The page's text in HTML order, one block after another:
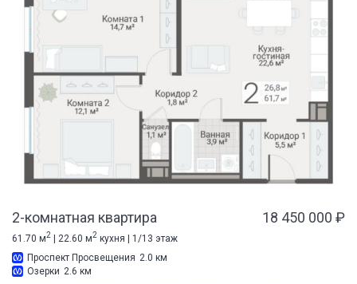
2-комнатная квартира 18 450 000 ₽
61.70 м2 | 22.60 м2 кухня | 1/13 этаж
Проспект Просвещения 2.0 км
Озерки 2.6 км